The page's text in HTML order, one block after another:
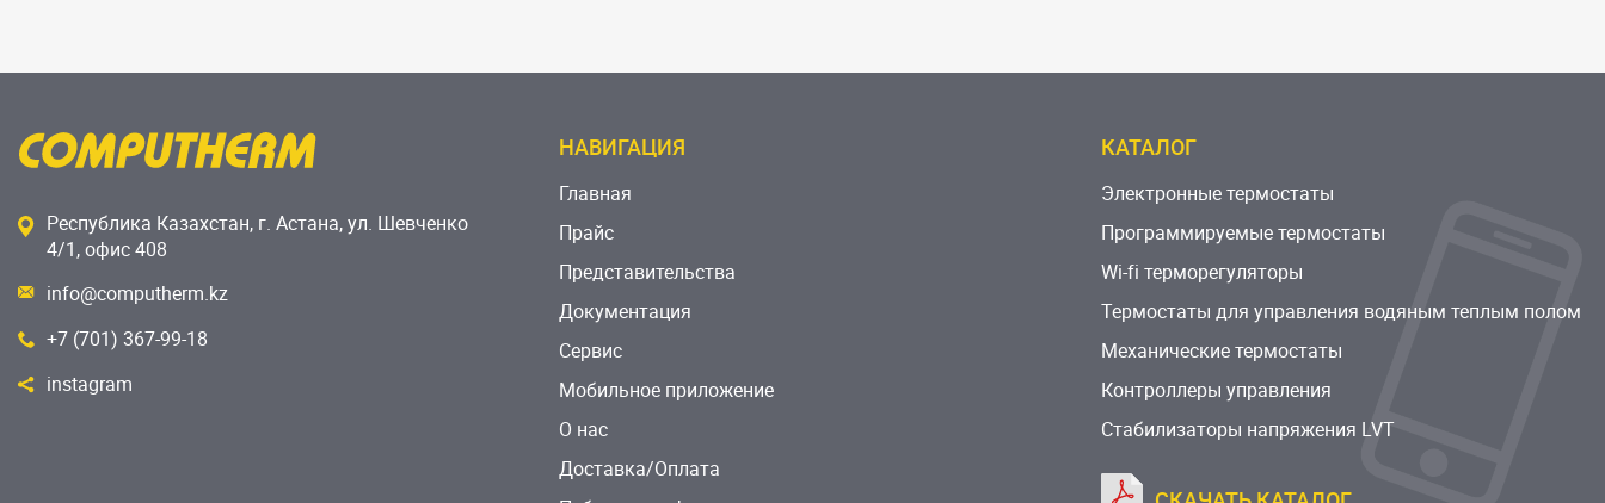
Республика Казахстан, г. Астана, ул. Шевченко
4/1, офис 408
info@computherm.kz
+7 (701) 367-99-18
instagram
НАВИГАЦИЯ
Главная
Прайс
Представительства
Документация
Сервис
Мобильное приложение
О нас
Доставка/Оплата
КАТАЛОГ
Электронные термостаты
Программируемые термостаты
Wi-fi терморегуляторы
Термостаты для управления водяным теплым полом
Механические термостаты
Контроллеры управления
Стабилизаторы напряжения LVT